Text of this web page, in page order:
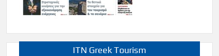
ITN Greek Tourism